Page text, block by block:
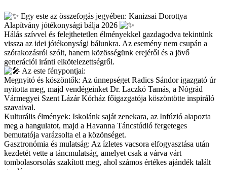
Egy este az összefogás jegyében: Kanizsai Dorottya
Alapítvány jótékonysági bálja 2026
Hálás szívvel és felejthetetlen élményekkel gazdagodva tekintünk
vissza az idei jótékonysági bálunkra. Az esemény nem csupán a
szórakozásról szólt, hanem közösségünk erejéről és a jövő
generációi iránti elkötelezettségről.
Az este fénypontjai:
Megnyitó és köszöntők: Az ünnepséget Radics Sándor igazgató úr
nyitotta meg, majd vendégeinket Dr. Laczkó Tamás, a Nógrád
Vármegyei Szent Lázár Kórház főigazgatója köszöntötte inspiráló
szavaival.
Kulturális élmények: Iskolánk saját zenekara, az Infúzió alapozta
meg a hangulatot, majd a Havanna Táncstúdió fergeteges
bemutatója varázsolta el a közönséget.
Gasztronómia és mulatság: Az ízletes vacsora elfogyasztása után
kezdetét vette a táncmulatság, amelyet csak a várva várt
tombolasorsolás szakított meg, ahol számos értékes ajándék talált